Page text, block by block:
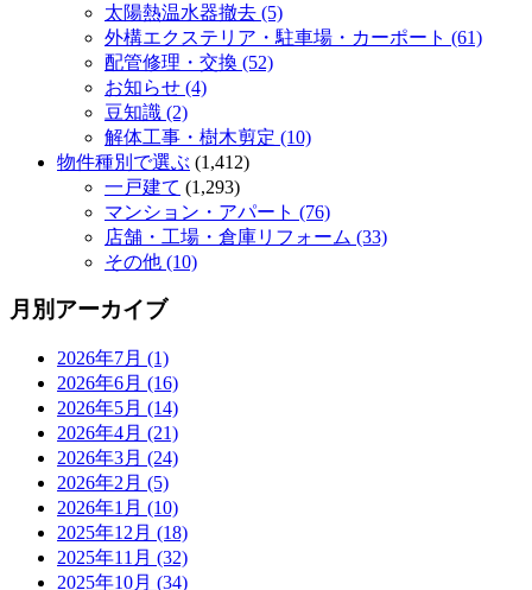
太陽熱温水器撤去 (5)
外構エクステリア・駐車場・カーポート (61)
配管修理・交換 (52)
お知らせ (4)
豆知識 (2)
解体工事・樹木剪定 (10)
物件種別で選ぶ (1,412)
一戸建て (1,293)
マンション・アパート (76)
店舗・工場・倉庫リフォーム (33)
その他 (10)
月別アーカイブ
2026年7月 (1)
2026年6月 (16)
2026年5月 (14)
2026年4月 (21)
2026年3月 (24)
2026年2月 (5)
2026年1月 (10)
2025年12月 (18)
2025年11月 (32)
2025年10月 (34)